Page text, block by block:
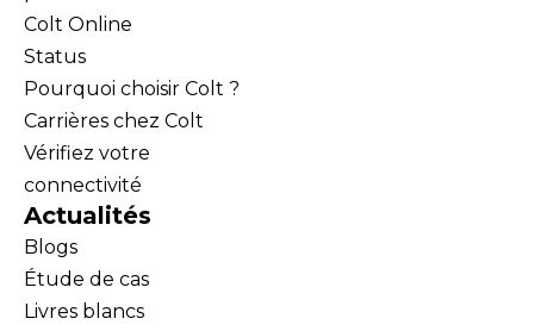
Colt Online
Status
Pourquoi choisir Colt ?
Carrières chez Colt
Vérifiez votre
connectivité
Actualités
Blogs
Étude de cas
Livres blancs